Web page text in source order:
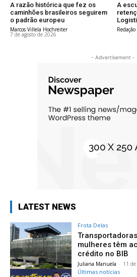
A razão histórica que fez os
caminhões brasileiros seguirem
o padrão europeu
Marcos Villela Hochreiter -
7 de agosto de 2026
A
- Advertisement -
LATEST NEWS
Frota Delas
mulheres têm
crédito no BIB
Juliana Manuela - 11
Últimas notícias